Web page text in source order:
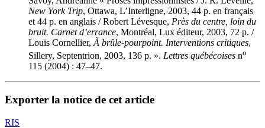
New York Trip, Ottawa, L’Interligne, 2003, 44 p. en français
et 44 p. en anglais / Robert Lévesque, Près du centre, loin du
bruit. Carnet d’errance, Montréal, Lux éditeur, 2003, 72 p. /
Louis Cornellier, À brûle-pourpoint. Interventions critiques,
Sillery, Septentrion, 2003, 136 p. ». Lettres québécoises no
115 (2004) : 47–47.
Exporter la notice de cet article
RIS